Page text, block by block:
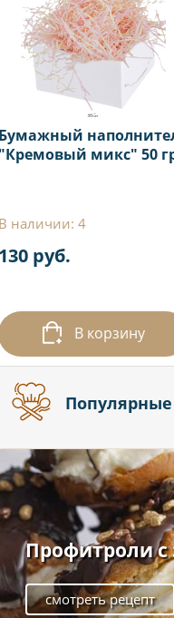
микс" 50
наличии: 4
руб.
В корзину
Профитроли
смотреть рецепт